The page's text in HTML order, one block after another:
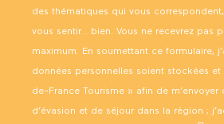
des thématiques qui vous
vous sentir… bien. Vous ne recevrez pas
maximum. En soumettant ce formulaire,
données personnelles soient stockées et
de-France Tourisme » afin de m’envoyer
d’évasion et de séjour dans la région ;